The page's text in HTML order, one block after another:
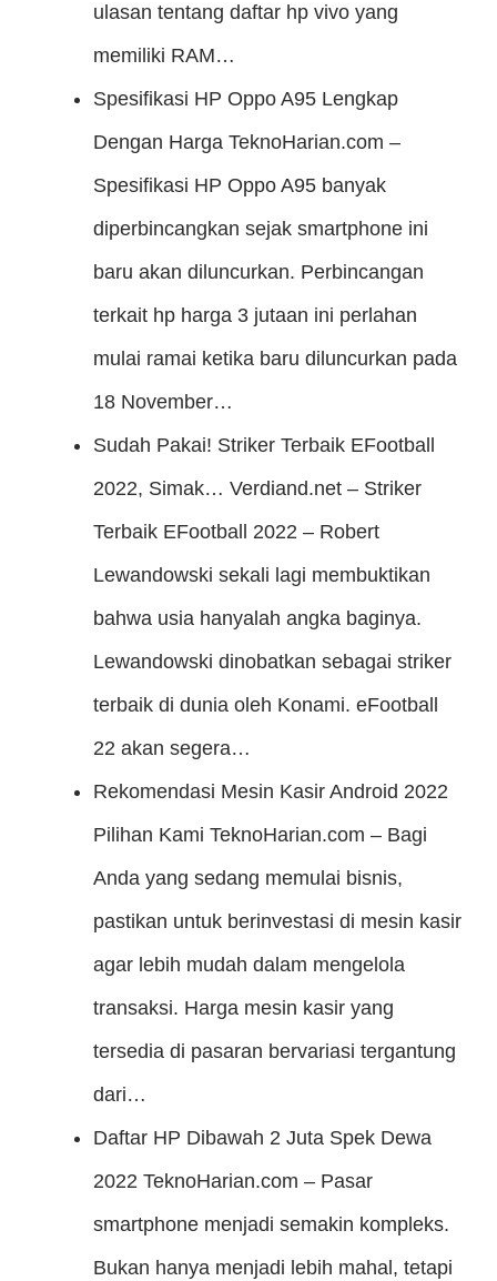
ulasan tentang daftar hp vivo yang
memiliki RAM…
Spesifikasi HP Oppo A95 Lengkap
Dengan Harga TeknoHarian.com –
Spesifikasi HP Oppo A95 banyak
diperbincangkan sejak smartphone ini
baru akan diluncurkan. Perbincangan
terkait hp harga 3 jutaan ini perlahan
mulai ramai ketika baru diluncurkan pada
18 November…
Sudah Pakai! Striker Terbaik EFootball
2022, Simak… Verdiand.net – Striker
Terbaik EFootball 2022 – Robert
Lewandowski sekali lagi membuktikan
bahwa usia hanyalah angka baginya.
Lewandowski dinobatkan sebagai striker
terbaik di dunia oleh Konami. eFootball
22 akan segera…
Rekomendasi Mesin Kasir Android 2022
Pilihan Kami TeknoHarian.com – Bagi
Anda yang sedang memulai bisnis,
pastikan untuk berinvestasi di mesin kasir
agar lebih mudah dalam mengelola
transaksi. Harga mesin kasir yang
tersedia di pasaran bervariasi tergantung
dari…
Daftar HP Dibawah 2 Juta Spek Dewa
2022 TeknoHarian.com – Pasar
smartphone menjadi semakin kompleks.
Bukan hanya menjadi lebih mahal, tetapi